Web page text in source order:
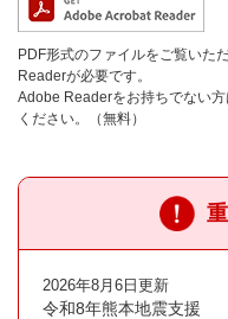
PDF形式のファイルをご覧いた
Readerが必要です。
Adobe Readerをお持ちでない
ください。（無料）
2026年8月6日更新
令和8年熊本地震支援